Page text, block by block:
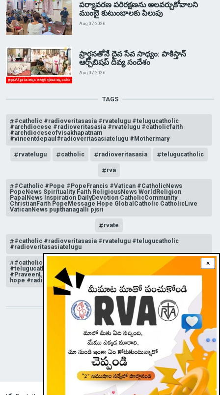
×
పర్యావరణ పరిరక్షణను అలవర్చుకోవాలని
ముంబై కుటుంబాలకు పిలుపు
Aug 07, 2026
ప్రార్థనతోనే దైవ సేవ సాధ్యం: పాకిస్తాన్‌
ఆర్చ్‌బిషప్ దివ్య సందేశం
Aug 07, 2026
TAGS
#catholic #radioveritasasia #rvatelugu #telugucatholic
#archdiocese #radioveritasasia #rvatelugu #catholicfaith
#archdioceseofvisakhapatnam
#vincentdepaul#radioveritasasiatelugu #Mothermary
rvatelugu catholic radioveritasasia telugucatholic
rva
#Catholic #Pope #PopeFrancis #Vatican #CatholicNews
PopeNews Spirituality Faith ReligiousNews WorldReligion
PapalNews Inspiration DailyDevotion CatholicCommunity
ChristianFaith PopeMessage Hope GlobalCatholic CatholicLive
VaticanNews pujithanagalli pjsri
rvate
#catholic #radioveritasasia #rvatelugu #telugucatholic
#radioveritasasiatelugu
#catholicchurchnews #catholictelugu #telugucatholic
#telugucatholicchurch #radioveritasasia #rvatelugu
#PraveenLakkisetti #reflection #advent #christmas #messageof
hope #radioveritas #rvatelugu #viral #insta
STAY CONNECTED WITH US!